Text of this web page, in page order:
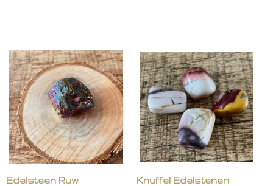
Edelsteen Ruw Knuffel Edelstenen